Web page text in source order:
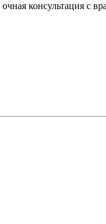
консультация с